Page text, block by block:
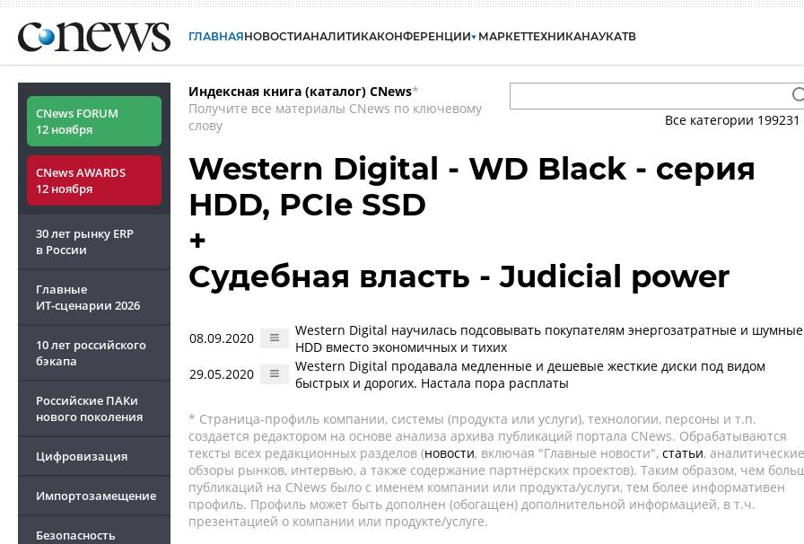
ГЛАВНАЯНОВОСТИАНАЛИТИКАКОНФЕРЕНЦИИ МАРКЕТТЕХНИКАНАУКАТВ
CNews FORUM
12 ноября
CNews AWARDS
12 ноября
30 лет рынку ERP
в России
Главные
ИТ-сценарии 2026
10 лет российского
бэкапа
Российские ПАКи
нового поколения
Цифровизация
Импортозамещение
Безопасность
Индексная книга (каталог) CNews*
Получите все материалы CNews по ключевому
слову
Все категории 199231
Western Digital - WD Black - серия
HDD, PCIe SSD
+
Судебная власть - Judicial power
08.09.2020
Western Digital научилась подсовывать покупателям энергозатратные и шумные
HDD вместо экономичных и тихих
29.05.2020
Western Digital продавала медленные и дешевые жесткие диски под видом
быстрых и дорогих. Настала пора расплаты
* Страница-профиль компании, системы (продукта или услуги), технологии, персоны и т.п.
создается редактором на основе анализа архива публикаций портала CNews. Обрабатываются
тексты всех редакционных разделов (новости, включая "Главные новости", статьи, аналитические
обзоры рынков, интервью, а также содержание партнёрских проектов). Таким образом, чем
публикаций на CNews было с именем компании или продукта/услуги, тем более информативен
профиль. Профиль может быть дополнен (обогащен) дополнительной информацией, в т.ч.
презентацией о компании или продукте/услуге.